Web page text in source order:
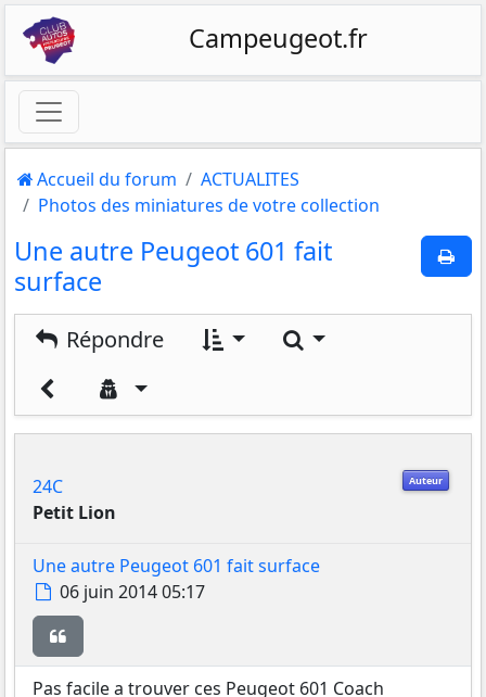
Campeugeot.fr
Accueil du forum
ACTUALITES
Photos des miniatures de votre collection
Une autre Peugeot 601 fait
surface
Répondre Rechercher
Auteur
24C
Petit Lion
Une autre Peugeot 601 fait surface
Message
06 juin 2014 05:17
Pas facile a trouver ces Peugeot 601 Coach